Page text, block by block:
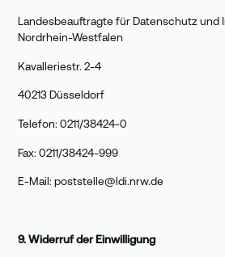
Landesbeauftragte für Datenschutz
Nordrhein-Westfalen
Kavalleriestr. 2-4
40213 Düsseldorf
Telefon: 0211/38424-0
Fax: 0211/38424-999
E-Mail:poststelle@ldi.nrw.de
9. Widerruf der Einwilligung